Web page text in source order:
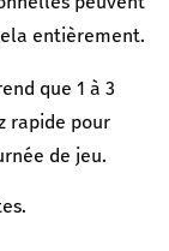
entièrement.
que 1 à 3
rapide pour
de jeu.